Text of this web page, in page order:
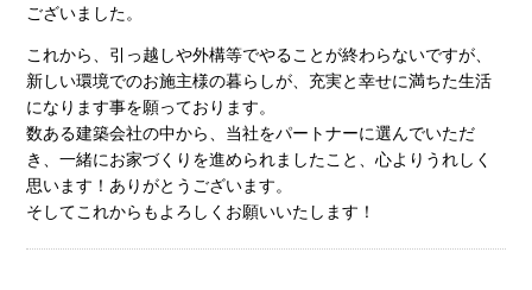
ございました。
これから、引っ越しや外構等でやることが終わらないですが、
新しい環境でのお施主様の暮らしが、充実と幸せに満ちた生活
になります事を願っております。
数ある建築会社の中から、当社をパートナーに選んでいただ
き、一緒にお家づくりを進められましたこと、心よりうれしく
思います！ありがとうございます。
そしてこれからもよろしくお願いいたします！